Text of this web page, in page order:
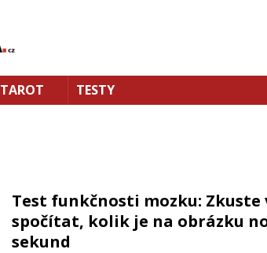
TAROT TESTY
Test funkčnosti mozku:
spočítat, kolik je na obrázku
sekund